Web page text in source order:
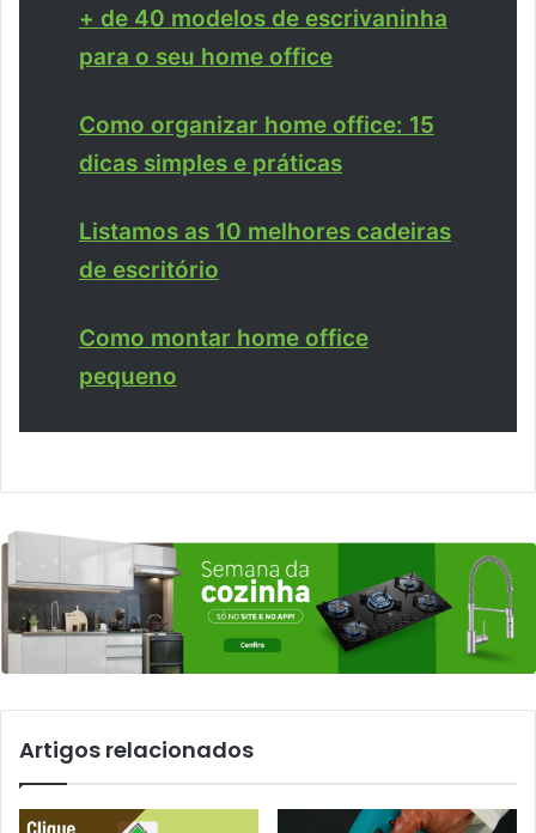
+ de 40 modelos de escrivaninha
para o seu home office
Como organizar home office: 15
dicas simples e práticas
Listamos as 10 melhores cadeiras
de escritório
Como montar home office
pequeno
Artigos relacionados